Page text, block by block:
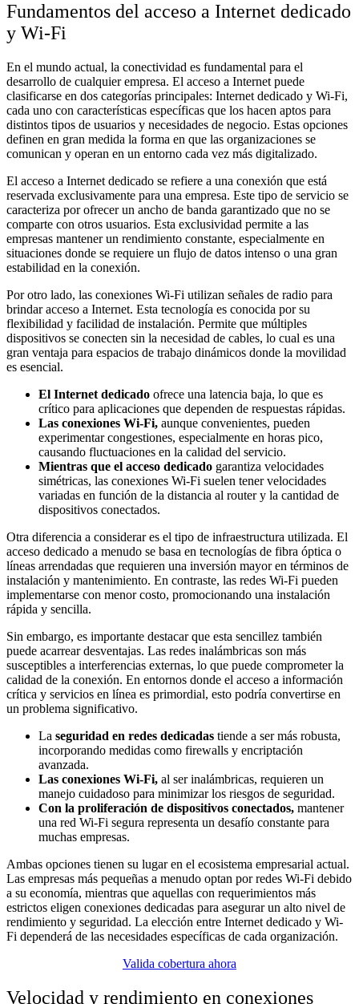
Fundamentos del acceso a Internet dedicado
y Wi-Fi
En el mundo actual, la conectividad es fundamental para el
desarrollo de cualquier empresa. El acceso a Internet puede
clasificarse en dos categorías principales: Internet dedicado y Wi-Fi,
cada uno con características específicas que los hacen aptos para
distintos tipos de usuarios y necesidades de negocio. Estas opciones
definen en gran medida la forma en que las organizaciones se
comunican y operan en un entorno cada vez más digitalizado.
El acceso a Internet dedicado se refiere a una conexión que está
reservada exclusivamente para una empresa. Este tipo de servicio se
caracteriza por ofrecer un ancho de banda garantizado que no se
comparte con otros usuarios. Esta exclusividad permite a las
empresas mantener un rendimiento constante, especialmente en
situaciones donde se requiere un flujo de datos intenso o una gran
estabilidad en la conexión.
Por otro lado, las conexiones Wi-Fi utilizan señales de radio para
brindar acceso a Internet. Esta tecnología es conocida por su
flexibilidad y facilidad de instalación. Permite que múltiples
dispositivos se conecten sin la necesidad de cables, lo cual es una
gran ventaja para espacios de trabajo dinámicos donde la movilidad
es esencial.
El Internet dedicado ofrece una latencia baja, lo que es
crítico para aplicaciones que dependen de respuestas rápidas.
Las conexiones Wi-Fi, aunque convenientes, pueden
experimentar congestiones, especialmente en horas pico,
causando fluctuaciones en la calidad del servicio.
Mientras que el acceso dedicado garantiza velocidades
simétricas, las conexiones Wi-Fi suelen tener velocidades
variadas en función de la distancia al router y la cantidad de
dispositivos conectados.
Otra diferencia a considerar es el tipo de infraestructura utilizada. El
acceso dedicado a menudo se basa en tecnologías de fibra óptica o
líneas arrendadas que requieren una inversión mayor en términos de
instalación y mantenimiento. En contraste, las redes Wi-Fi pueden
implementarse con menor costo, promocionando una instalación
rápida y sencilla.
Sin embargo, es importante destacar que esta sencillez también
puede acarrear desventajas. Las redes inalámbricas son más
susceptibles a interferencias externas, lo que puede comprometer la
calidad de la conexión. En entornos donde el acceso a información
crítica y servicios en línea es primordial, esto podría convertirse en
un problema significativo.
La seguridad en redes dedicadas tiende a ser más robusta,
incorporando medidas como firewalls y encriptación
avanzada.
Las conexiones Wi-Fi, al ser inalámbricas, requieren un
manejo cuidadoso para minimizar los riesgos de seguridad.
Con la proliferación de dispositivos conectados, mantener
una red Wi-Fi segura representa un desafío constante para
muchas empresas.
Ambas opciones tienen su lugar en el ecosistema empresarial actual.
Las empresas más pequeñas a menudo optan por redes Wi-Fi debido
a su economía, mientras que aquellas con requerimientos más
estrictos eligen conexiones dedicadas para asegurar un alto nivel de
rendimiento y seguridad. La elección entre Internet dedicado y Wi-
Fi dependerá de las necesidades específicas de cada organización.
Valida cobertura ahora
Velocidad y rendimiento en conexiones